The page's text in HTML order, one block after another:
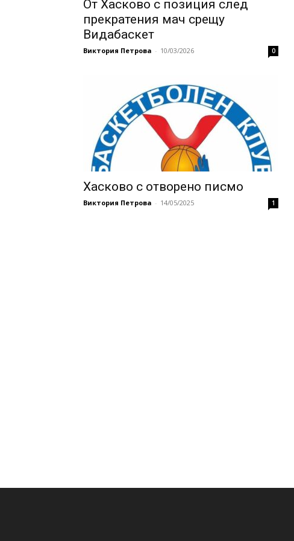
От Хасково с позиция след
прекратения мач срещу
Видабаскет
Виктория Петрова - 10/03/2026 0
Хасково с отворено писмо
Виктория Петрова - 14/05/2025 1